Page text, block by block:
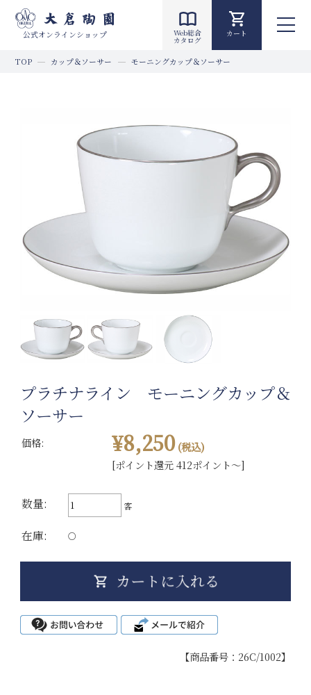
公式オンラインショップ Web総合
カタログ
カート
TOP カップ＆ソーサー モーニングカップ＆ソーサー
プラチナライン モーニングカップ＆
ソーサー
価格: ¥8,250 (税込)
[ポイント還元 412ポイント～]
数量: 客
在庫: ○
【商品番号：26C/1002】